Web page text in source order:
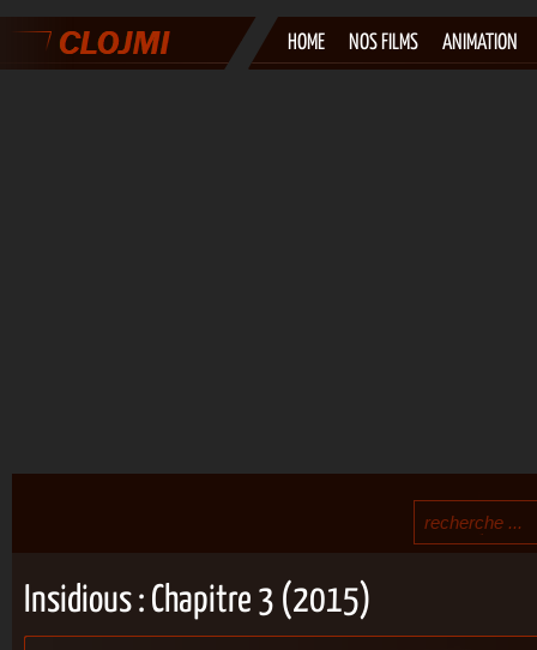
HOME NOS FILMS ANIMATION
Insidious : Chapitre 3 (2015)